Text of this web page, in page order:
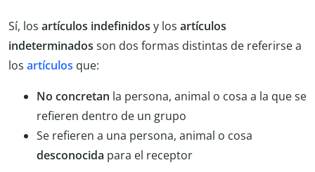
Sí, los artículos indefinidos y los artículos
indeterminados son dos formas distintas de referirse a
los artículos que:
No concretan la persona, animal o cosa a la que se
refieren dentro de un grupo
Se refieren a una persona, animal o cosa
desconocida para el receptor